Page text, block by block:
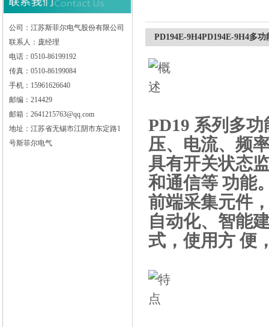
公司：江苏斯菲尔电气股份有限公司
联系人：庞经理
电话：0510-86199192
传真：0510-86199084
手机：15961626640
邮编：214429
邮箱：2641215763@qq.com
地址：江苏省无锡市江阴市东定路1
号斯菲尔电气
PD194E-9H4PD194E-9H4多
PD19 系列多
压、电流、频
具有开关状态
和通信等 功能
前端采集元件
自动化、智能
式，使用方 便